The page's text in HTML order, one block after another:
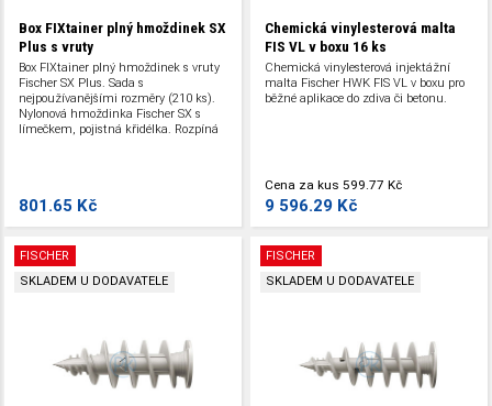
Box FIXtainer plný hmoždinek SX
Plus s vruty
Box FIXtainer plný hmoždinek s vruty
Fischer SX Plus. Sada s
nejpoužívanějšími rozměry (210 ks).
Nylonová hmoždinka Fischer SX s
límečkem, pojistná křidélka. Rozpíná
801.65 Kč
Chemická vinylesterová malta
FIS VL v boxu 16 ks
Chemická vinylesterová injektážní
malta Fischer HWK FIS VL v boxu pro
běžné aplikace do zdiva či betonu.
Cena za kus 599.77 Kč
9 596.29 Kč
FISCHER
SKLADEM U DODAVATELE
FISCHER
SKLADEM U DODAVATELE